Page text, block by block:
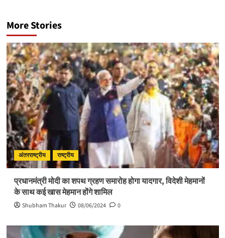
More Stories
अंतरराष्ट्रीय राष्ट्रीय
प्रधानमंत्री मोदी का शपथ ग्रहण समारोह होगा यादगार, विदेशी मेहमानों
के साथ कई खास मेहमान होंगे शामिल
Shubham Thakur 08/06/2024 0